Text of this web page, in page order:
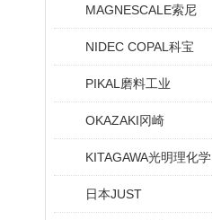
MAGNESCALE索尼
NIDEC COPAL科宝
PIKAL磨料工业
OKAZAKI冈崎
KITAGAWA光明理化学
日本JUST